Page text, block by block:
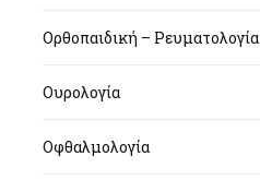
Ορθοπαιδική – Ρευματολογία
Ουρολογία
Οφθαλμολογία